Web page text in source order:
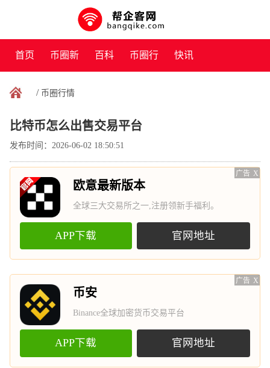
首页 币圈新
闻
百科 币圈行 快讯
/ 币圈行情
比特币怎么出售交易平台
发布时间：2026-06-02 18:50:51
广告 X
欧意最新版本
全球三大交易所之一,注册领新手福利。
APP下载 官网地址
广告 X
币安
Binance全球加密货币交易平台
APP下载 官网地址